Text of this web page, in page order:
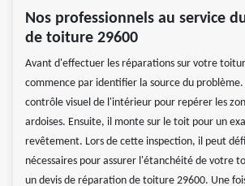
Nos professionnels au service
de toiture 29600
Avant d'effectuer les réparations sur votre
commence par identifier la source du
contrôle visuel de l'intérieur pour repérer les
ardoises. Ensuite, il monte sur le toit pour un
revêtement. Lors de cette inspection, il peut
nécessaires pour assurer l'étanchéité de votre
un devis de réparation de toiture 29600. Une